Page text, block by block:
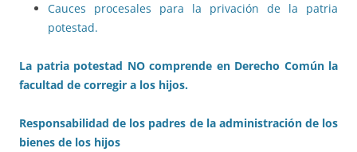
Cauces procesales para la privación de la patria
potestad.
La patria potestad NO comprende en Derecho Común la
facultad de corregir a los hijos.
Responsabilidad de los padres de la administración de los
bienes de los hijos